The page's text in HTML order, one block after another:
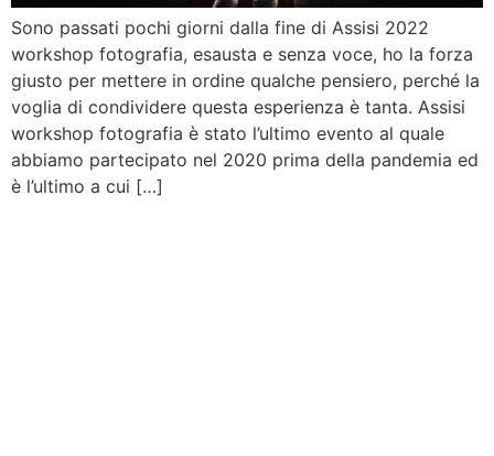
Sono passati pochi giorni dalla fine di Assisi 2022
workshop fotografia, esausta e senza voce, ho la forza
giusto per mettere in ordine qualche pensiero, perché la
voglia di condividere questa esperienza è tanta. Assisi
workshop fotografia è stato l’ultimo evento al quale
abbiamo partecipato nel 2020 prima della pandemia ed
è l’ultimo a cui […]